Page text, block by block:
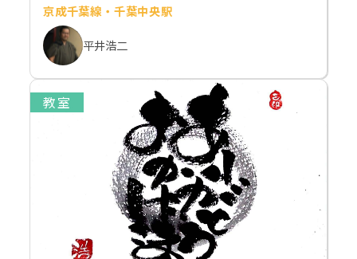
京成千葉線・千葉中央駅
平井浩二
教室